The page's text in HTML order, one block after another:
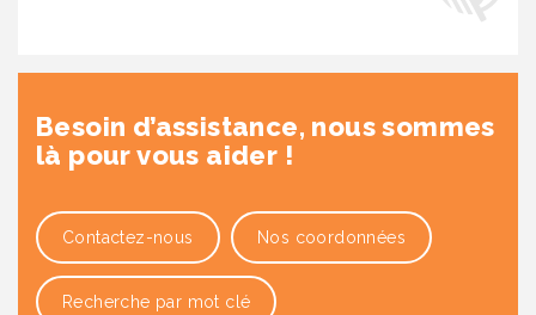
Besoin d’assistance, nous sommes
là pour vous aider !
Contactez-nous Nos coordonnées
Recherche par mot clé